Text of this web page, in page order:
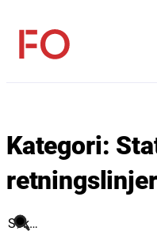
innhold
FO
Kategori:
Søk